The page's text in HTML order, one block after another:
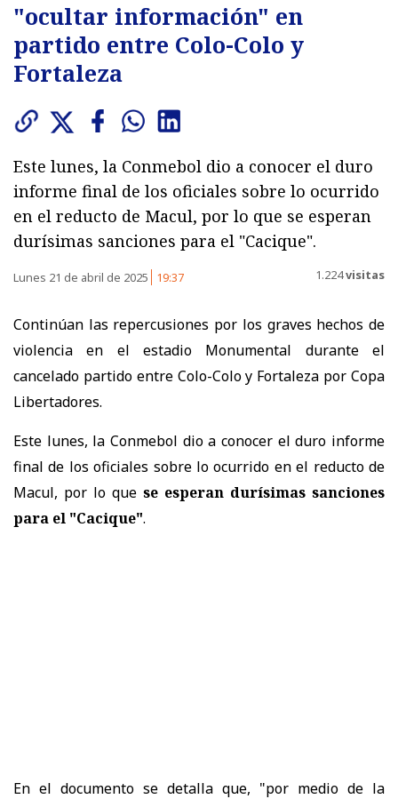
"ocultar información" en
partido entre Colo-Colo y
Fortaleza
Este lunes, la Conmebol dio a conocer el duro
informe final de los oficiales sobre lo ocurrido
en el reducto de Macul, por lo que se esperan
durísimas sanciones para el "Cacique".
Lunes 21 de abril de 2025 19:37 1.224visitas
Continúan las repercusiones por los graves hechos de
violencia en el estadio Monumental durante el
cancelado partido entre Colo-Colo y Fortaleza por Copa
Libertadores.
Este lunes, la Conmebol dio a conocer el duro informe
final de los oficiales sobre lo ocurrido en el reducto de
Macul, por lo que se esperan durísimas sanciones
para el "Cacique".
En el documento se detalla que, "por medio de la